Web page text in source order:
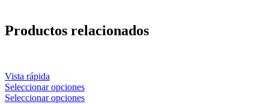
Productos relacionados
Vista rápida
Seleccionar opciones
Seleccionar opciones